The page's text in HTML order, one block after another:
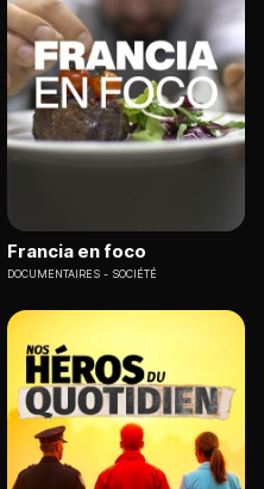
Francia en foco
DOCUMENTAIRES SOCIÉTÉ